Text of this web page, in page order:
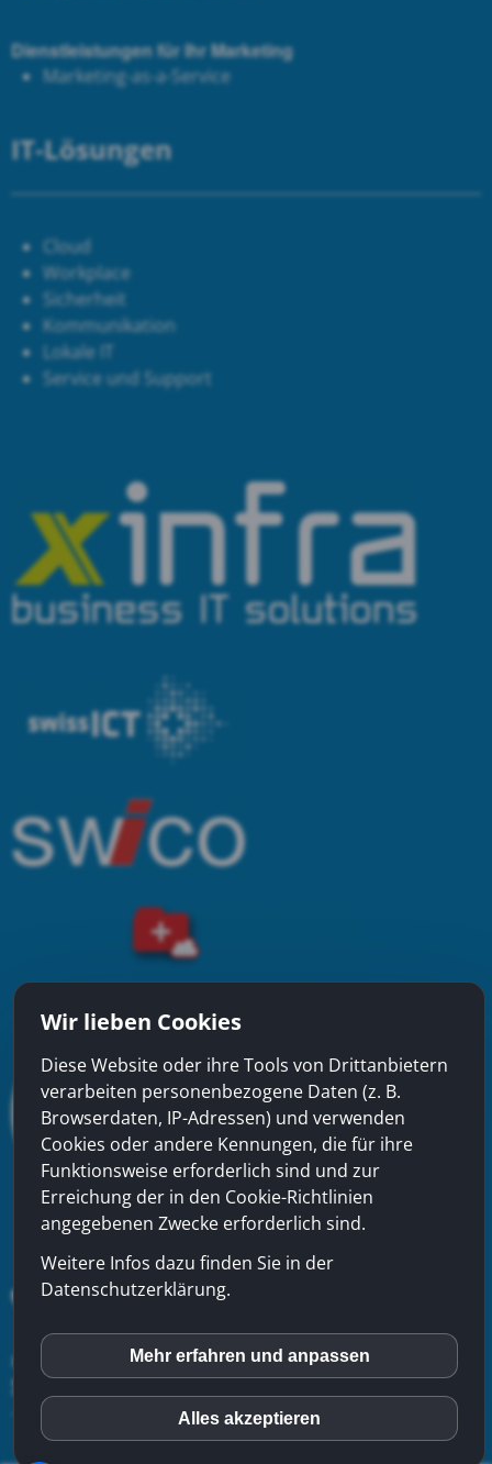
Dienstleistungen für Ihr Marketing
Marketing-as-a-Service
IT-Lösungen
Cloud
Workplace
Sicherheit
Kommunikation
Lokale IT
Service und Support
xinfra gmbh - Badstrasse 50 - CH-5200 Brugg - Tel:
544 22 22-Kontakt-Impressum-Datenschutzerklärung
Sitemap
Wir lieben Cookies
Diese Website oder ihre Tools von Drittanbietern
verarbeiten personenbezogene Daten (z. B.
Browserdaten, IP-Adressen) und verwenden
Cookies oder andere Kennungen, die für ihre
Funktionsweise erforderlich sind und zur
Erreichung der in den Cookie-Richtlinien
angegebenen Zwecke erforderlich sind.
Weitere Infos dazu finden Sie in der
Datenschutzerklärung.
inCMS
Matomo (Piwik)
Mehr erfahren und anpassen
Alles akzeptieren